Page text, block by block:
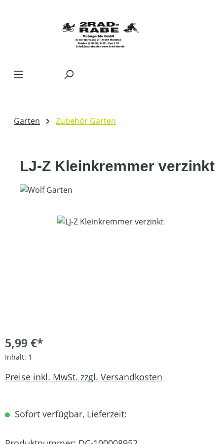
Garten Zubehör Garten
LJ-Z Kleinkremmer verzinkt
Bildergalerie überspringen
5,99 €*
Inhalt: 1
Preise inkl. MwSt. zzgl. Versandkosten
Sofort verfügbar, Lieferzeit: